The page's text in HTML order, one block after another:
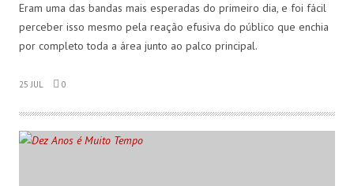
Eram uma das bandas mais esperadas do primeiro dia, e foi fácil
perceber isso mesmo pela reação efusiva do público que enchia
por completo toda a área junto ao palco principal.
25 JUL 0